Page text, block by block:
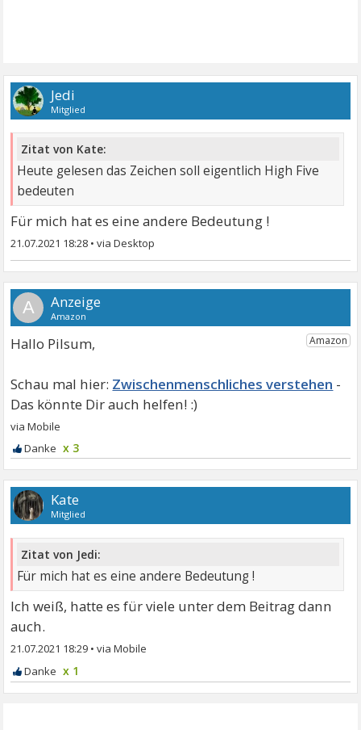
Jedi
Mitglied
Zitat von Kate:
Heute gelesen das Zeichen soll eigentlich High Five
bedeuten
Für mich hat es eine andere Bedeutung !
21.07.2021 18:28 •
A
Hallo Pilsum,
Zwischenmenschliches verstehen
x 3
Kate
Mitglied
Zitat von Jedi:
Für mich hat es eine andere Bedeutung !
Ich weiß, hatte es für viele unter dem Beitrag dann
auch.
21.07.2021 18:29 •
x 1